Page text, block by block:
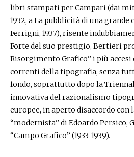
libri stampati per Campari (dai
1932, a La pubblicità di una
Ferrigni, 1937), risente
Forte del suo prestigio, Bertieri
Risorgimento Grafico” i più
correnti della tipografia, senza
fondo, soprattutto dopo la
innovativa del razionalismo
europee, in aperto disaccordo con
“modernista” di Edoardo Persico,
“Campo Grafico” (1933-1939).